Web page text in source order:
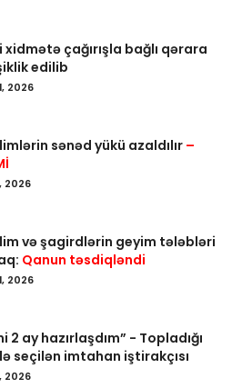
xidmətə çağırışla bağlı qərara
edilib
2026
sənəd yükü azaldılır –
2026
və şagirdlərin geyim tələbləri
Qanun təsdiqləndi
2026
2 ay hazırlaşdım” - Topladığı
seçilən imtahan iştirakçısı
2026